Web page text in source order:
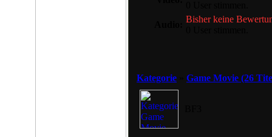
Bisher keine
Kategorie Game Movie (26